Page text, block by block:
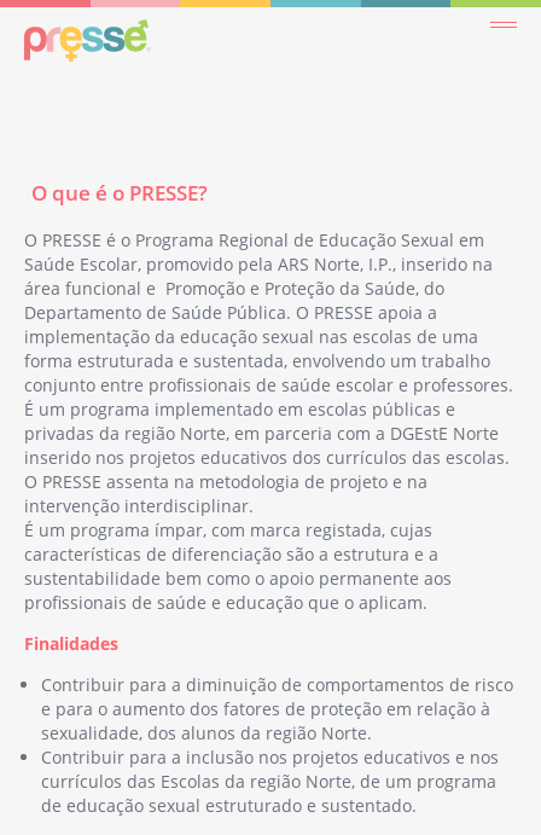
O que é o PRESSE?
O PRESSE é o Programa Regional de Educação Sexual em
Saúde Escolar, promovido pela ARS Norte, I.P., inserido na
área funcional e Promoção e Proteção da Saúde, do
Departamento de Saúde Pública. O PRESSE apoia a
implementação da educação sexual nas escolas de uma
forma estruturada e sustentada, envolvendo um trabalho
conjunto entre profissionais de saúde escolar e professores.
É um programa implementado em escolas públicas e
privadas da região Norte, em parceria com a DGEstE Norte
inserido nos projetos educativos dos currículos das escolas.
O PRESSE assenta na metodologia de projeto e na
intervenção interdisciplinar.
É um programa ímpar, com marca registada, cujas
características de diferenciação são a estrutura e a
sustentabilidade bem como o apoio permanente aos
profissionais de saúde e educação que o aplicam.
Finalidades
Contribuir para a diminuição de comportamentos de risco
e para o aumento dos fatores de proteção em relação à
sexualidade, dos alunos da região Norte.
Contribuir para a inclusão nos projetos educativos e nos
currículos das Escolas da região Norte, de um programa
de educação sexual estruturado e sustentado.
Assistente Graduada Sénior
de Saúde Pública.
Autora do PRESSE, colaboradora do
Departamento de Saúde Pública da ARSN
I.P., exercendo funções de gestora do
programa, desde 2007.
Coordenadora da Unidade de Saúde
Pública do ACES Cávado III - Barcelos /
Esposende. Experiência de coordenação
de programas de saúde escolar em
diversos centros de saúde onde esteve
colocada. Colaborou com o Gabinete de
Estudos e Planeamento da ARS Norte, de
Exerceu funções como interlocutora no
ACES para o Programa do VIH/Sida e de
funções como vogal médico do Conselho
Clínico.
Mestre em Psicologia Clínica,
Licenciada em Psicologia,
Mestre em Sexologia, Especialista
e Pós-graduada em Sexologia,
Especialista em Saúde Comunitária e
Saúde Pública, Licenciada em
Enfermagem.
Percurso profissional dedicado à
conceção e implementação de programas
e projetos de capacitação, bem como à
formação de profissionais e produção de
materiais que facilitam a sua aplicação
em contexto escolar, junto de crianças,
jovens, pais, educadores, professores e
grupos específicos (crianças com
necessidades educativas especiais,
estudantes universitários, comunidades
ciganas, reclusos e trabalhadores
sexuais).
Autora do Programa Regional de